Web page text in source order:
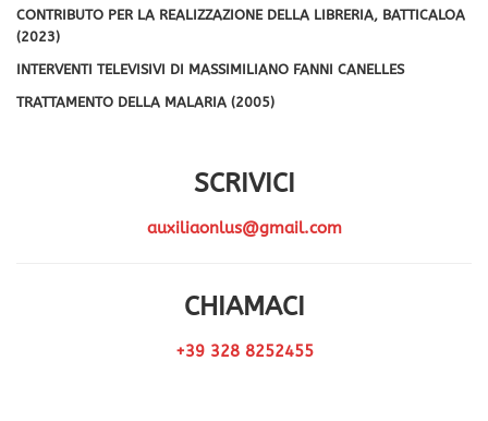
CONTRIBUTO PER LA REALIZZAZIONE DELLA LIBRERIA, BATTICALOA
(2023)
INTERVENTI TELEVISIVI DI MASSIMILIANO FANNI CANELLES
TRATTAMENTO DELLA MALARIA (2005)
SCRIVICI
auxiliaonlus@gmail.com
CHIAMACI
+39 328 8252455